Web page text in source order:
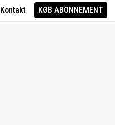
Kontakt KØB ABONNEMENT